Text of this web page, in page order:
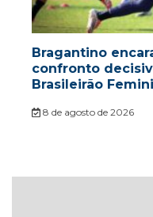
Bragantino
confronto
Brasileirão
8 de agosto de 2026